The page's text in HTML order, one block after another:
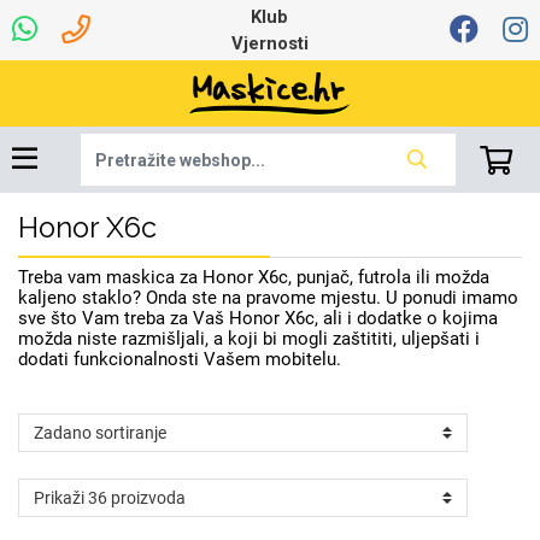
Klub
Vjernosti
Honor X6c
Treba vam maskica za Honor X6c, punjač, futrola ili možda
kaljeno staklo? Onda ste na pravome mjestu. U ponudi imamo
sve što Vam treba za Vaš Honor X6c, ali i dodatke o kojima
možda niste razmišljali, a koji bi mogli zaštititi, uljepšati i
dodati funkcionalnosti Vašem mobitelu.
Dinamo maskice za
mobitel
Robotski usisavači
Ventilatori
Najprodavanije -
TOP 100
Ljetna kolekcija
Winter Line Art
Apple
Univerzalna oprema
za tablet
7.0 - 8.0 inča
9.0 - 10.0 inča 10.0 - 12.0 inča
Apple
Igračke i ostalo
Selfie Stick
Držači za stol Držači za bicikl
Punjači
Autopunjači Power bank
Mikrofoni
Žičane slušalice Bluetooth Zvučnici
Pametni Satovi
memorijske kartice
Oprema za Smart
Auto Kamere
Podloga za miš
Web kamere i
mikrofoni
Punjači za laptope
Ruksaci i torbice